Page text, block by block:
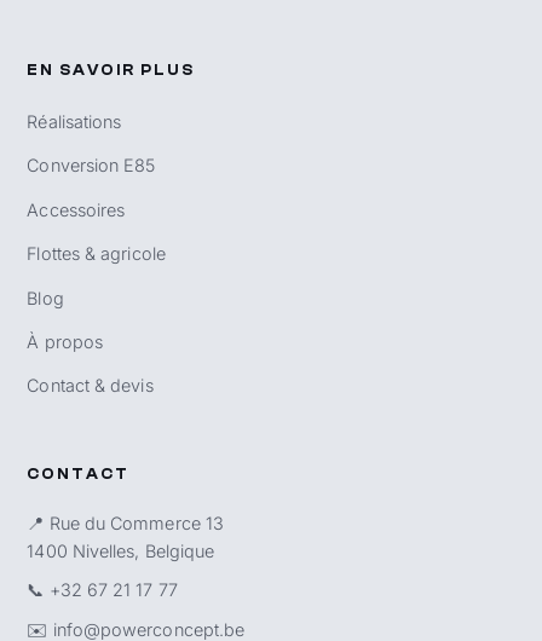
EN SAVOIR PLUS
Réalisations
Conversion E85
Accessoires
Flottes & agricole
Blog
À propos
Contact & devis
CONTACT
📍 Rue du Commerce 13
1400 Nivelles, Belgique
📞 +32 67 21 17 77
✉️ info@powerconcept.be